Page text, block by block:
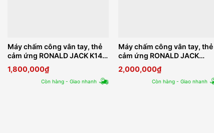
Máy chấm công vân tay, thẻ
cảm ứng RONALD JACK K14
Pro
1,800,000₫
Còn hàng - Giao nhanh
Máy chấm công vân tay, thẻ
cảm ứng RONALD JACK
SF300Plus
2,000,000₫
Còn hàng - Giao nhanh